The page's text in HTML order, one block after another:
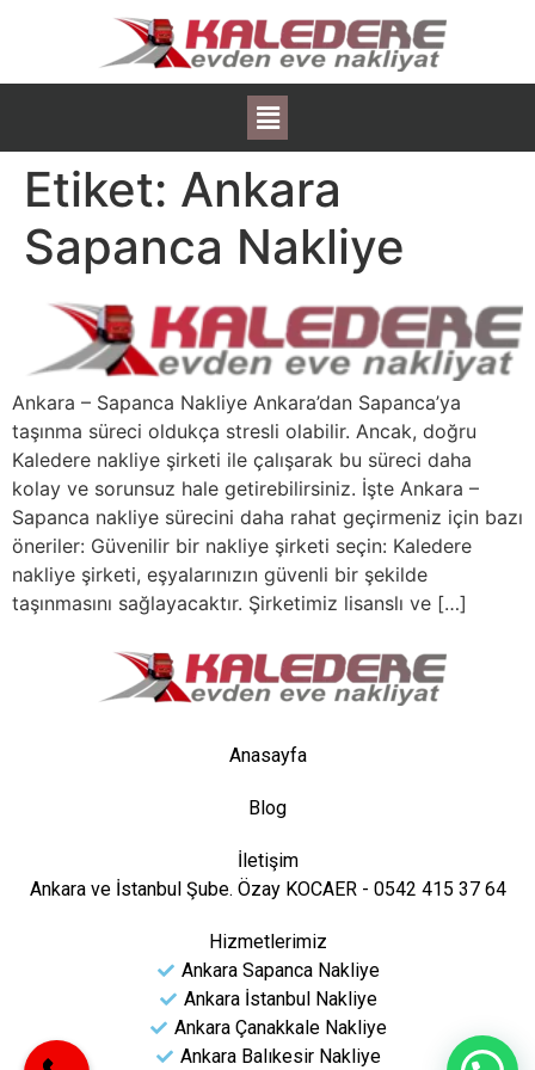
Etiket: Ankara
Sapanca Nakliye
Ankara – Sapanca Nakliye Ankara’dan Sapanca’ya
taşınma süreci oldukça stresli olabilir. Ancak, doğru
Kaledere nakliye şirketi ile çalışarak bu süreci daha
kolay ve sorunsuz hale getirebilirsiniz. İşte Ankara –
Sapanca nakliye sürecini daha rahat geçirmeniz için bazı
öneriler: Güvenilir bir nakliye şirketi seçin: Kaledere
nakliye şirketi, eşyalarınızın güvenli bir şekilde
taşınmasını sağlayacaktır. Şirketimiz lisanslı ve […]
Anasayfa
Blog
İletişim
Ankara ve İstanbul Şube. Özay KOCAER - 0542 415 37 64
Hizmetlerimiz
Ankara Sapanca Nakliye
Ankara İstanbul Nakliye
Ankara Çanakkale Nakliye
Ankara Balıkesir Nakliye